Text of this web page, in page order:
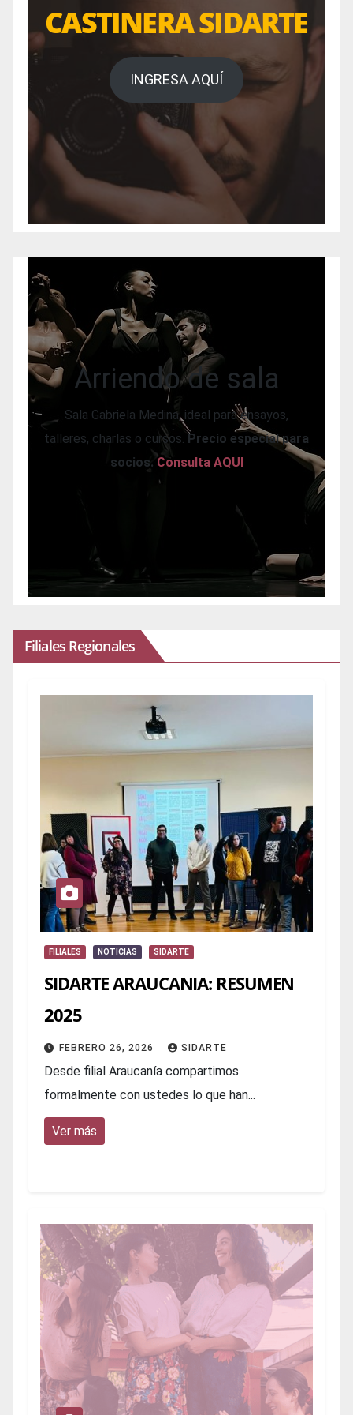
CASTINERA SIDARTE
INGRESA AQUÍ
Arriendo de sala
Sala Gabriela Medina, ideal para ensayos,
talleres, charlas o cursos. Precio especial para
socios. Consulta AQUI
Filiales Regionales
FILIALES NOTICIAS SIDARTE
SIDARTE ARAUCANIA: RESUMEN
2025
FEBRERO 26, 2026 SIDARTE
Desde filial Araucanía compartimos
formalmente con ustedes lo que han...
Ver más